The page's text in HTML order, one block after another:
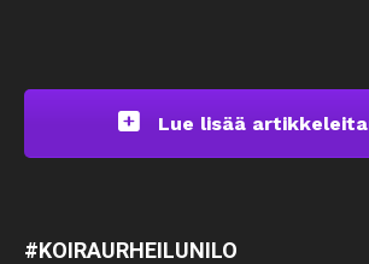
Lue lisää
#KOIRAURHEILUNILO